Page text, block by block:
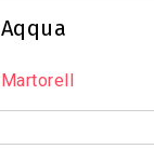
Aqqua
Martorell